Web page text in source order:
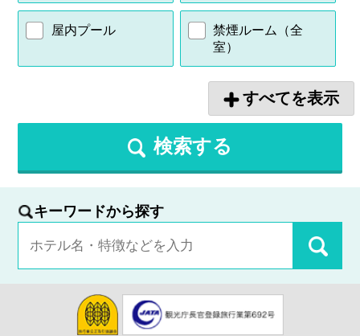
屋内プール
禁煙ルーム（全
室）
すべてを表示
検索する
キーワードから探す